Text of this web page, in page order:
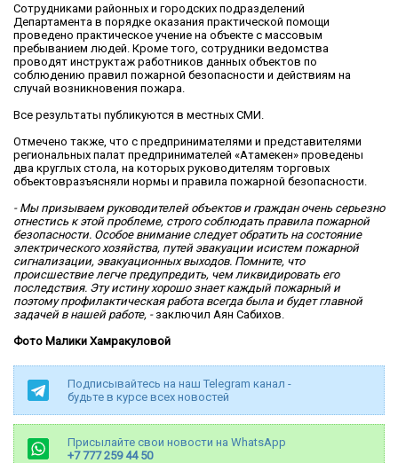
Сотрудниками районных и городских подразделений
Департамента в порядке оказания практической помощи
проведено практическое учение на объекте с массовым
пребыванием людей. Кроме того, сотрудники ведомства
проводят инструктаж работников данных объектов по
соблюдению правил пожарной безопасности и действиям на
случай возникновения пожара.
Все результаты публикуются в местных СМИ.
Отмечено также, что с предпринимателями и представителями
региональных палат предпринимателей «Атамекен» проведены
два круглых стола, на которых руководителям торговых
объектовразъясняли нормы и правила пожарной безопасности.
- Мы призываем руководителей объектов и граждан очень серьезно
отнестись к этой проблеме, строго соблюдать правила пожарной
безопасности. Особое внимание следует обратить на состояние
электрического хозяйства, путей эвакуации исистем пожарной
сигнализации, эвакуационных выходов. Помните, что
происшествие легче предупредить, чем ликвидировать его
последствия. Эту истину хорошо знает каждый пожарный и
поэтому профилактическая работа всегда была и будет главной
задачей в нашей работе, -заключил Аян Сабихов.
Фото Малики Хамракуловой
Подписывайтесь на наш Telegram канал -
будьте в курсе всех новостей
Присылайте свои новости на WhatsApp
+7 777 259 44 50